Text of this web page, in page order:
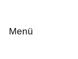
Menü